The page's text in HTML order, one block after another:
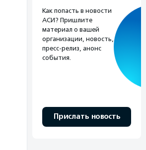
Как попасть в новости
АСИ? Пришлите
материал о вашей
организации, новость,
пресс-релиз, анонс
события.
Прислать новость